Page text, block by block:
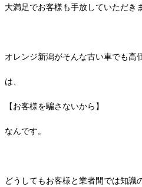
大満足でお客様も手放していただき
オレンジ新潟がそんな古い車でも高
は、
【お客様を騙さないから】
なんです。
どうしてもお客様と業者間では知識